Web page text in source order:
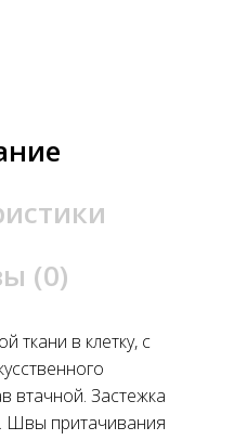
(0)
ткани в клетку, с
втачной. Застежка
Швы притачивания